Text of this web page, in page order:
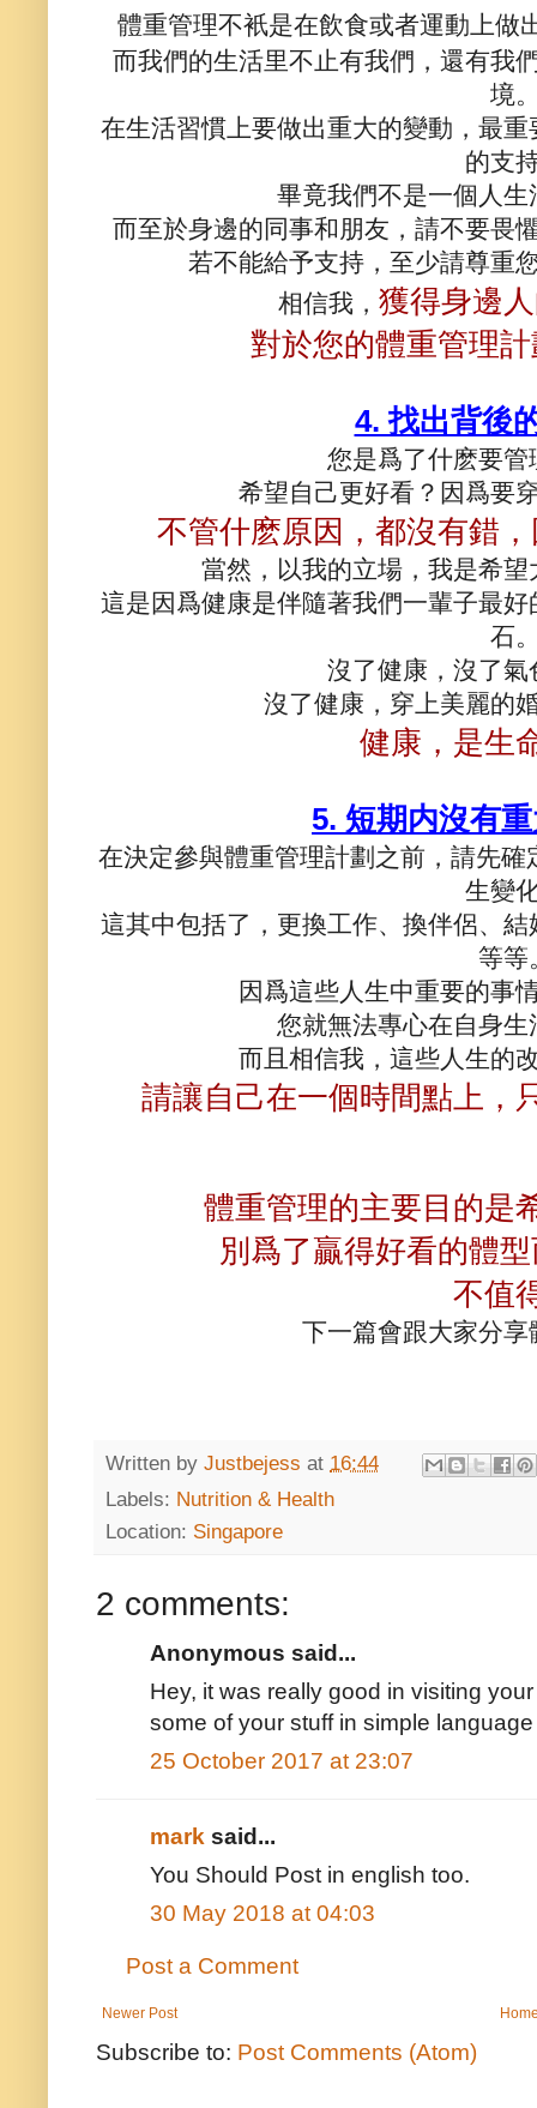
體重管理不衹是在飲食或者運動上做
而我們的生活里不止有我們，還有我
境
在生活習慣上要做出重大的變動，最
的支
畢竟我們不是一個人
而至於身邊的同事和朋友，請不要畏
若不能給予支持，至少請尊重
相信我， 獲得身邊
對於您的體重管理
4. 找出背後
您是爲了什麽要
希望自己更好看？因爲要
不管什麽原因，都沒有錯
當然，以我的立場，我是希
這是因爲健康是伴隨著我們一輩子最
石
沒了健康，沒了
沒了健康，穿上美麗的
健康，是生
5. 短期内沒有
在決定參與體重管理計劃之前，請先
生變
這其中包括了，更換工作、換伴侶、
等等
因爲這些人生中重要的事
您就無法專心在自身
而且相信我，這些人生的
請讓自己在一個時間點上，
體重管理的主要目的是
別爲了贏得好看的體
不值
下一篇會跟大家分
Written by Justbejess at 16:44
Labels: Nutrition & Health
Location: Singapore
2 comments:
Anonymous said...
Hey, it was really good in visiting
some of your stuff in simple
25 October 2017 at 23:07
mark said...
You Should Post in english too.
30 May 2018 at 04:03
Post a Comment
Newer Post
Subscribe to: Post Comments (Atom)